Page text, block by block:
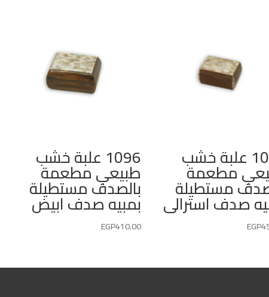
1095 علبة خشب
مطعمة
مستطيلة
صدف استرالى
EGP
1096 علبة خشب
طبيعي مطعمة
بالصدف مستطيلة
بمبيه صدف ابيض
EGP410.00